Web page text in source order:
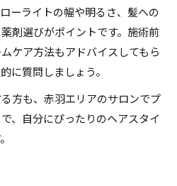
ーライトの幅や明るさ、髪への
剤選びがポイントです。施術前
ケア方法もアドバイスしてもら
に質問しましょう。
方も、赤羽エリアのサロンでプ
、自分にぴったりのヘアスタイ